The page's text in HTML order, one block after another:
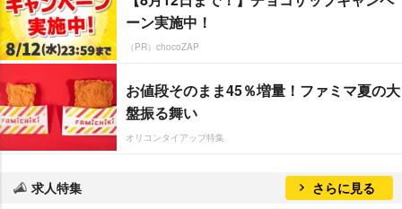
ーン実施中！
（PR）chocoZAP
お値段そのまま45％増量！ファミマ夏の大
盤振る舞い
オリコンタイアップ特集
求人特集 さらに見る